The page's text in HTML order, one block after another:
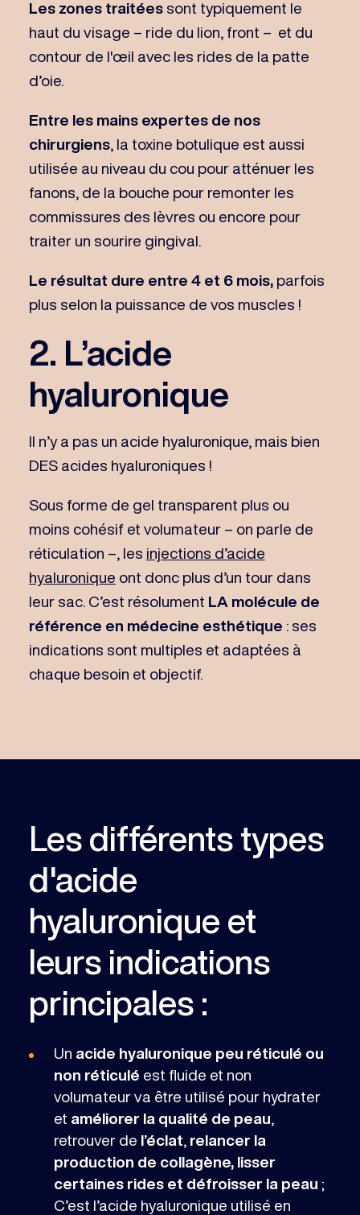
Les zones traitées sont typiquement le
haut du visage – ride du lion, front – et du
contour de l'œil avec les rides de la patte
d’oie.
Entre les mains expertes de nos
chirurgiens, la toxine botulique est aussi
utilisée au niveau du cou pour atténuer les
fanons, de la bouche pour remonter les
commissures des lèvres ou encore pour
traiter un sourire gingival.
Le résultat dure entre 4 et 6 mois,parfois
plus selon la puissance de vos muscles !
2. L’acide
hyaluronique
Il n’y a pas un acide hyaluronique, mais bien
DES acides hyaluroniques !
Sous forme de gel transparent plus ou
moins cohésif et volumateur – on parle de
réticulation –, les injections d’acide
hyaluronique ont donc plus d’un tour dans
leur sac. C’est résolument LA molécule de
référence en médecine esthétique : ses
indications sont multiples et adaptées à
chaque besoin et objectif.
Les différents types
d'acide
hyaluronique et
leurs indications
principales :
Un acide hyaluronique peu réticulé ou
non réticulé est fluide et non
volumateur va être utilisé pour hydrater
et améliorer la qualité de peau
retrouver de l’éclat relancer la
production de collagène, lisser
certaines rides et défroisser la peau ;
C’est l’acide hyaluronique utilisé en